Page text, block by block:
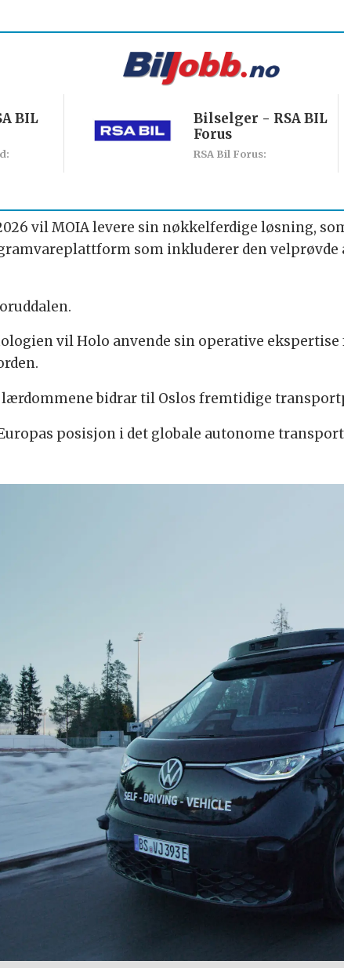
BIL
RSA Bil Forus:
Bilselger - RSA BIL
Forus
vil MOIA levere sin nøkkelferdige løsning,
som inkluderer den
vil Holo anvende sin operative ekspertise
lærdommene bidrar til Oslos fremtidige
posisjon i det globale autonome